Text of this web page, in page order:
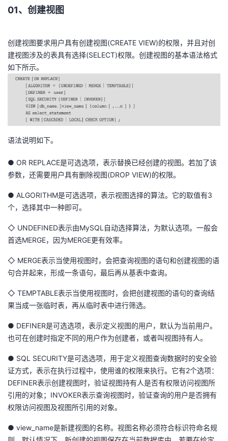
01、创建视图
创建视图要求用户具有创建视图(CREATE VIEW)的权限，并且对创
建视图涉及的表具有选择(SELECT)权限。创建视图的基本语法格式
如下所示。
语法说明如下。
● OR REPLACE是可选选项，表示替换已经创建的视图。若加了该
参数，还需要用户具有删除视图(DROP VIEW)的权限。
● ALGORITHM是可选选项，表示视图选择的算法。它的取值有3
个，选择其中一种即可。
◇ UNDEFINED表示由MySQL自动选择算法，为默认选项。一般会
首选MERGE，因为MERGE更有效率。
◇ MERGE表示当使用视图时，会把查询视图的语句和创建视图的语
句合并起来，形成一条语句，最后再从基表中查询。
◇ TEMPTABLE表示当使用视图时，会把创建视图的语句的查询结
果当成一张临时表，再从临时表中进行筛选。
● DEFINER是可选选项，表示定义视图的用户，默认为当前用户。
也可在创建时指定不同的用户作为创建者，或者叫视图持有人。
● SQL SECURITY是可选选项，用于定义视图查询数据时的安全验
证方式，表示在执行过程中，使用谁的权限来执行。它有2个选项：
DEFINER表示创建视图时，验证视图持有人是否有权限访问视图所
引用的对象；INVOKER表示查询视图时，验证查询的用户是否拥有
权限访问视图及视图所引用的对象。
● view_name是新建视图的名称。视图名称必须符合标识符命名规